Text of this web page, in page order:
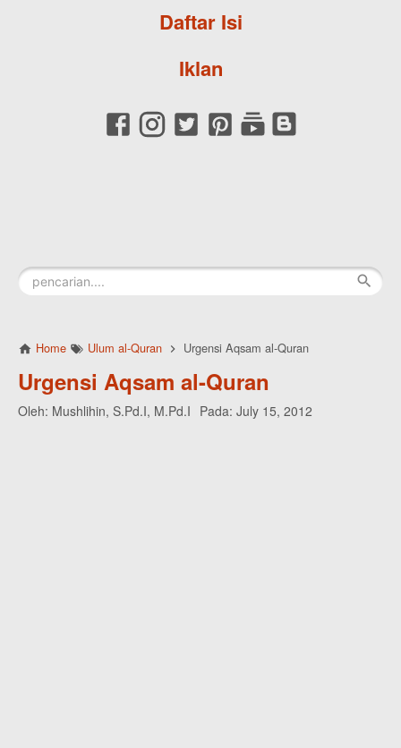
Daftar Isi
Iklan
Home Ulum al-Quran Urgensi Aqsam al-Quran
Urgensi Aqsam al-Quran
Oleh: Mushlihin, S.Pd.I, M.Pd.I Pada: July 15, 2012